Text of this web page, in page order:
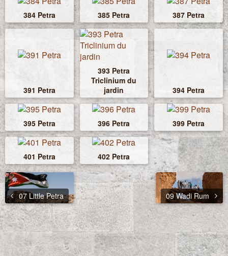
384 Petra 385 Petra 387 Petra
391 Petra
393 Petra
Triclinium du
jardin
394 Petra
395 Petra 396 Petra 399 Petra
401 Petra 402 Petra
07 Little Petra 09 Wadi Rum